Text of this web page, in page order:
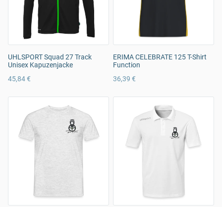
UHLSPORT Squad 27 Track
Unisex Kapuzenjacke
45,84 €
ERIMA CELEBRATE 125 T-Shirt
Function
36,39 €